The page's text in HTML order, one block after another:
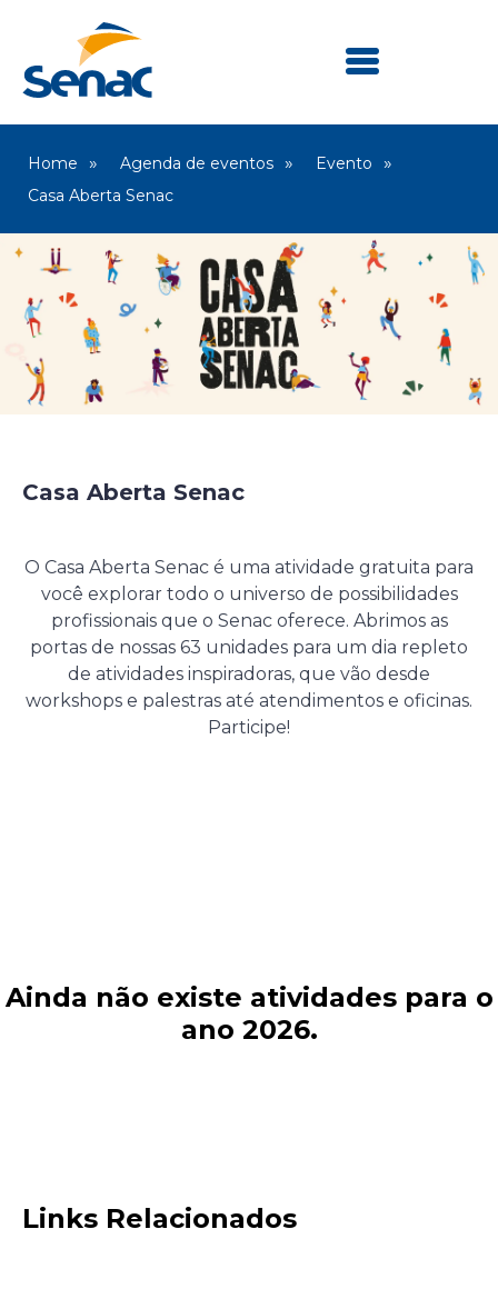
Home Agenda de eventos
Evento
Casa Aberta Senac
Casa Aberta Senac
O Casa Aberta Senac é uma atividade gratuita para
você explorar todo o universo de possibilidades
profissionais que o Senac oferece. Abrimos as
portas de nossas 63 unidades para um dia repleto
de atividades inspiradoras, que vão desde
workshops e palestras até atendimentos e oficinas.
Participe!
Ainda não existe atividades para o
ano 2026.
Links Relacionados